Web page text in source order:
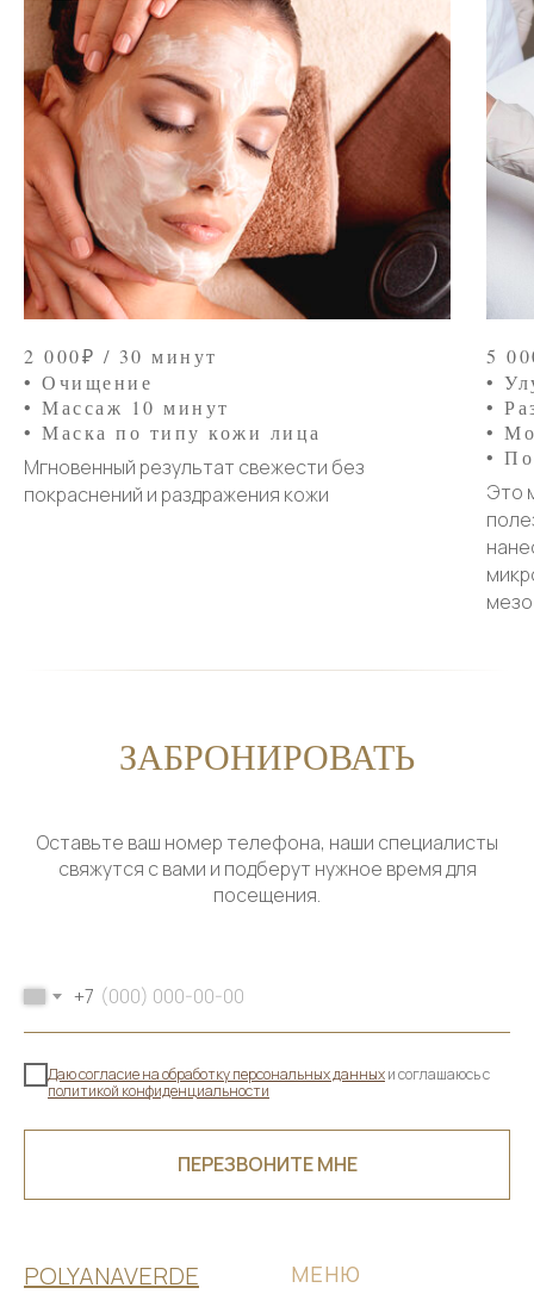
2 000₽ / 30 минут
• Очищение
• Массаж 10 минут
• Маска по типу кожи лица
Мгновенный результат свежести без
покраснений и раздражения кожи
5
•
•
•
•
Это
ЗАБРОНИРОВАТЬ
Оставьте ваш номер телефона, наши специалисты
свяжутся с вами и подберут нужное время для
посещения.
+7
Даю согласие на обработку персональных данныхи соглашаюсь c
политикой конфиденциальности
ПЕРЕЗВОНИТЕ МНЕ
POLYANAVERDE МЕНЮ